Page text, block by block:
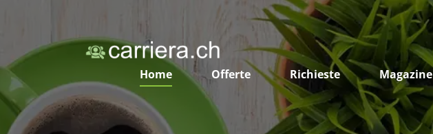
Home Offerte Richieste Magazine